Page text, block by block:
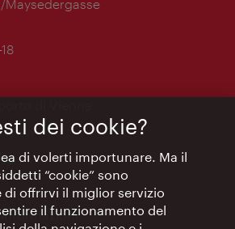
informazioni
dei cookie?
di volerti importunare. Ma il
“cookie” sono
di offrirvi il miglior servizio
il funzionamento del